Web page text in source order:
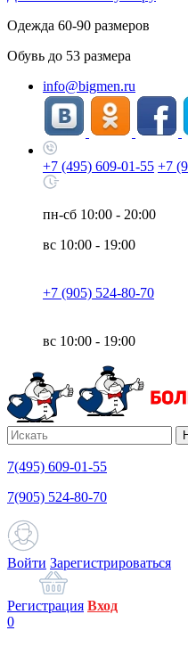
Одежда 60-90 размеров
Обувь до 53 размера
info@bigmen.ru
+7 (495) 609-01-55 +7
пн-сб 10:00 - 20:00
вс 10:00 - 19:00
+7 (905) 524-80-70
вс 10:00 - 19:00
7(495) 609-01-55
7(905) 524-80-70
Войти Зарегистрироваться
Регистрация Вход
0